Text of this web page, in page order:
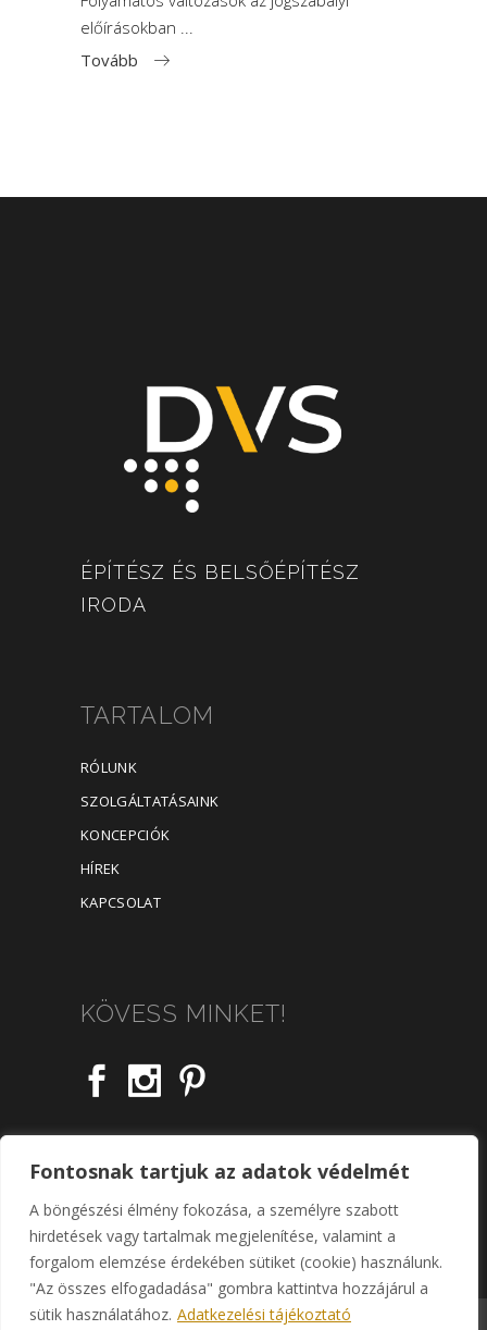
Fontosnak tartjuk az adatok védelmét
A böngészési élmény fokozása, a személyre szabott
hirdetések vagy tartalmak megjelenítése, valamint a
forgalom elemzése érdekében sütiket (cookie) használunk.
"Az összes elfogadadása" gombra kattintva hozzájárul a
sütik használatához. Adatkezelési tájékoztató
előírásokban
Tovább
ÉPÍTÉSZ ÉS BELSŐÉPÍTÉSZ
IRODA
TARTALOM
RÓLUNK
SZOLGÁLTATÁSAINK
KONCEPCIÓK
HÍREK
KAPCSOLAT
KÖVESS MINKET!